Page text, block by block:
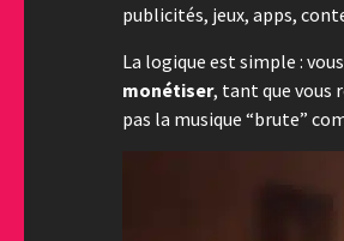
publicités, jeux, apps,
La logique est simple :
monétiser, tant que vous
pas la musique “brute”